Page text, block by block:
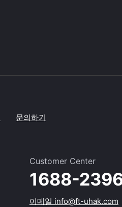
문의하기
Customer Center
1688-
이메일 info@ft-uhak.com